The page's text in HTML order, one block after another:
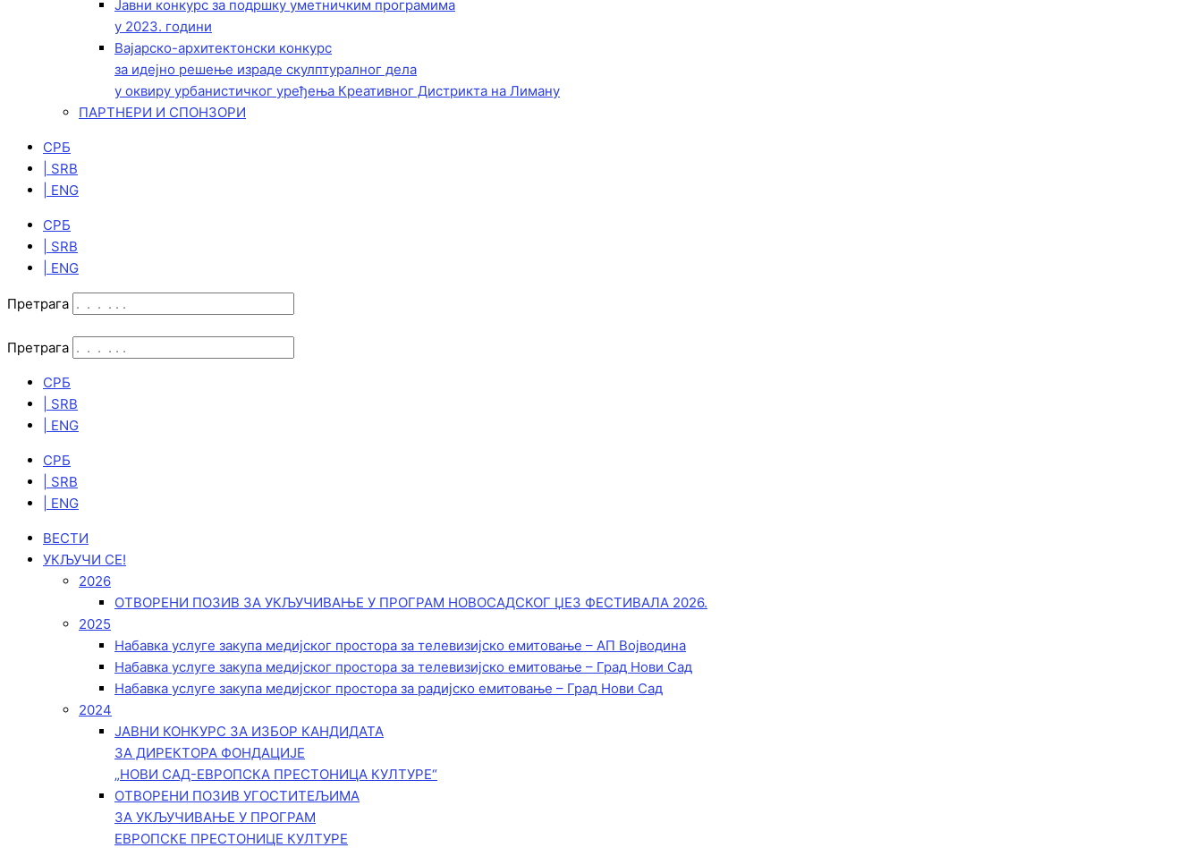
Јавни конкурс за подршку уметничким програмима
у 2023. години
Вајарско-архитектонски конкурс
за идејно решење израде скулптуралног дела
у оквиру урбанистичког уређења Креативног Дистрикта на Лиману
ПАРТНЕРИ И СПОНЗОРИ
СРБ
| SRB
| ENG
СРБ
| SRB
| ENG
Претрага
Претрага
СРБ
| SRB
| ENG
СРБ
| SRB
| ENG
ВЕСТИ
УКЉУЧИ СЕ!
2026
ОТВОРЕНИ ПОЗИВ ЗА УКЉУЧИВАЊЕ У ПРОГРАМ НОВОСАДСКОГ ЏЕЗ ФЕСТИВАЛА 2026.
2025
Набавка услуге закупа медијског простора за телевизијско емитовање – АП Војводинa
Набавка услуге закупа медијског простора за телевизијско емитовање – Град Нови Сад
Набавка услуге закупа медијског простора за радијско емитовање – Град Нови Сад
2024
ЈАВНИ КОНКУРС ЗА ИЗБОР КАНДИДАТА
ЗА ДИРЕКТОРА ФОНДАЦИЈЕ
„НОВИ САД-ЕВРОПСКА ПРЕСТОНИЦА КУЛТУРЕ“
ОТВОРЕНИ ПОЗИВ УГОСТИТЕЉИМА
ЗА УКЉУЧИВАЊЕ У ПРОГРАМ
ЕВРОПСКЕ ПРЕСТОНИЦЕ КУЛТУРЕ